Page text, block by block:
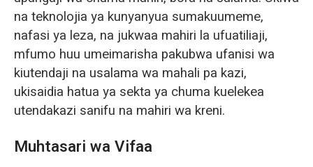
na teknolojia ya kunyanyua sumakuumeme,
nafasi ya leza, na jukwaa mahiri la ufuatiliaji,
mfumo huu umeimarisha pakubwa ufanisi wa
kiutendaji na usalama wa mahali pa kazi,
ukisaidia hatua ya sekta ya chuma kuelekea
utendakazi sanifu na mahiri wa kreni.
Muhtasari wa Vifaa